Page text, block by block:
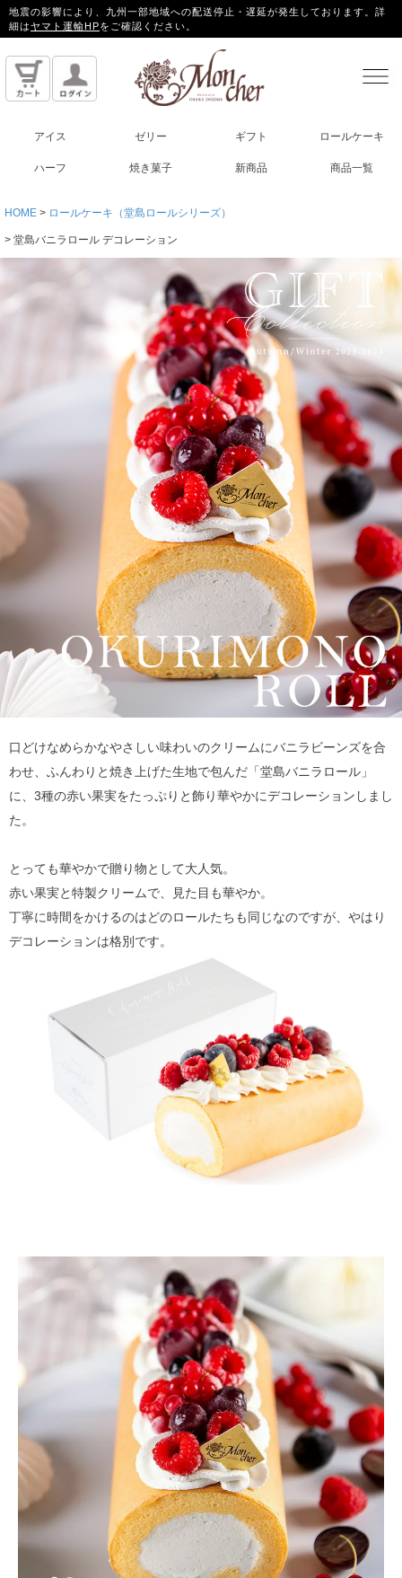
地震の影響により、九州一部地域への配送停止・遅延が発生しております。詳
細はヤマト運輸HPをご確認ください。
アイス ゼリー ギフト ロールケーキ
ハーフ 焼き菓子 新商品 商品一覧
HOME ロールケーキ（堂島ロールシリーズ）
堂島バニラロール デコレーション
口どけなめらかなやさしい味わいのクリームにバニラビーンズを合
わせ、ふんわりと焼き上げた生地で包んだ「堂島バニラロール」
に、3種の赤い果実をたっぷりと飾り華やかにデコレーションしまし
た。
とっても華やかで贈り物として大人気。
赤い果実と特製クリームで、見た目も華やか。
丁寧に時間をかけるのはどのロールたちも同じなのですが、やはり
デコレーションは格別です。